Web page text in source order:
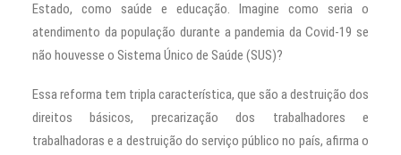
Estado, como saúde e educação. Imagine como seria o
atendimento da população durante a pandemia da Covid-19 se
não houvesse o Sistema Único de Saúde (SUS)?
Essa reforma tem tripla característica, que são a destruição dos
direitos básicos, precarização dos trabalhadores e
trabalhadoras e a destruição do serviço público no país, afirma o